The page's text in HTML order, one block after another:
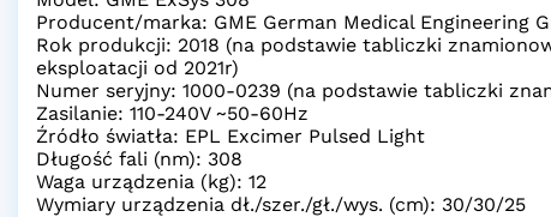
Producent/marka: GME German Medical Engineering
Rok produkcji: 2018 (na podstawie tabliczki
eksploatacji od 2021r)
Numer seryjny: 1000-0239 (na podstawie tabliczki
Zasilanie: 110-240V ~50-60Hz
Źródło światła: EPL Excimer Pulsed Light
Długość fali (nm): 308
Waga urządzenia (kg): 12
Wymiary urządzenia dł./szer./gł./wys. (cm): 30/30/25